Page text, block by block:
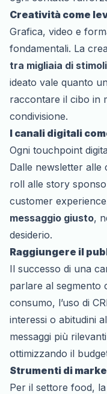
Creatività come
Grafica, video e
fondamentali. La
tra migliaia di
ideato vale quanto
raccontare il cibo in
condivisione.
I canali digitali
Ogni touchpoint
Dalle newsletter alle
roll alle story
customer
messaggio giusto,
desiderio.
Raggiungere il
Il successo di una
parlare al segmento
consumo, l’uso di
interessi o abitudini
messaggi più
ottimizzando il
Strumenti di
Per il settore food,